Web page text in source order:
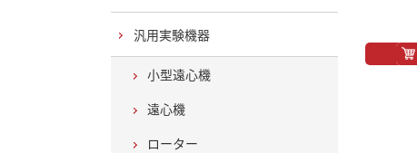
汎用実験機器
小型遠心機
遠心機
ローター